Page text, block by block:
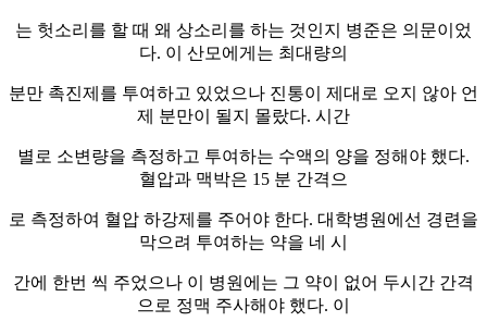
는 헛소리를 할 때 왜 상소리를 하는 것인지 병준은 의문이었
다. 이 산모에게는 최대량의
분만 촉진제를 투여하고 있었으나 진통이 제대로 오지 않아 언
제 분만이 될지 몰랐다. 시간
별로 소변량을 측정하고 투여하는 수액의 양을 정해야 했다.
혈압과 맥박은 15 분 간격으
로 측정하여 혈압 하강제를 주어야 한다. 대학병원에선 경련을
막으려 투여하는 약을 네 시
간에 한번 씩 주었으나 이 병원에는 그 약이 없어 두시간 간격
으로 정맥 주사해야 했다. 이